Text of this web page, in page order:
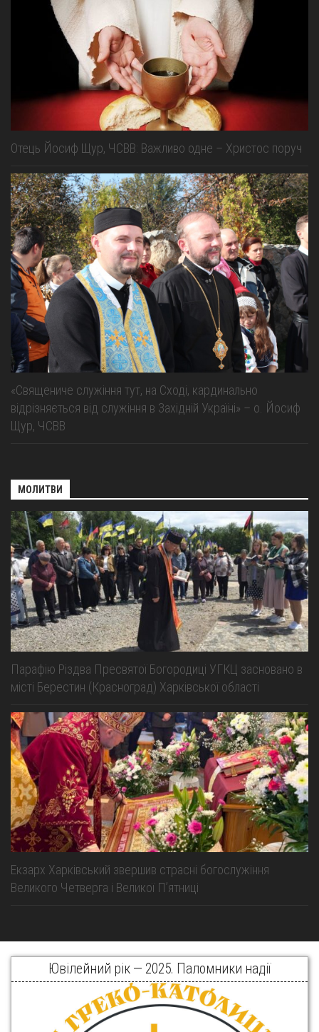
Отець Йосиф Щур, ЧСВВ: Важливо одне – Христос поруч
«Священиче служіння тут, на Сході, кардинально
відрізняється від служіння в Західній Україні» – о. Йосиф
Щур, ЧСВВ
МОЛИТВИ
Парафію Різдва Пресвятої Богородиці УГКЦ засновано в
місті Берестин (Красноград) Харківської області
Екзарх Харківський звершив страсні богослужіння
Великого Четверга і Великої Пʼятниці
Ювілейний рік — 2025. Паломники надії